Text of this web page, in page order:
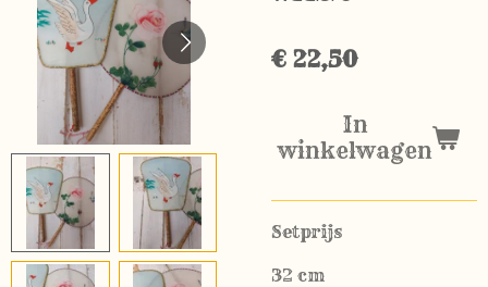
€ 22,50
In
winkelwagen
Setprijs
32 cm